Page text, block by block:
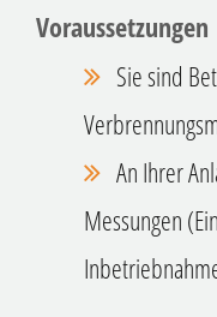
Voraussetzungen
Sie sind
An Ihrer
Messungen